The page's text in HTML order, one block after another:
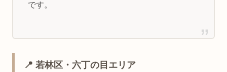
です。
📍 若林区・六丁の目エリア